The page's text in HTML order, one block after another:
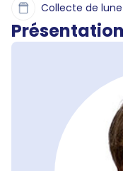
Collecte de